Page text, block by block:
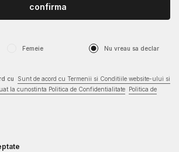
Femeie Nu vreau sa declar
confirma
cu
Sunt de acord cu Termenii si Conditiile website-ului si
la cunostinta Politica de Confidentialitate Politica de